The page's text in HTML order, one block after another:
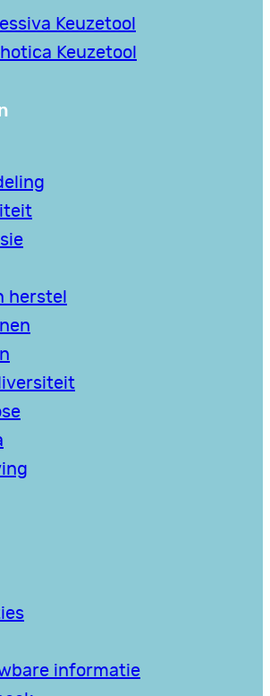
Keuzetool
Keuzetool
herstel
informatie